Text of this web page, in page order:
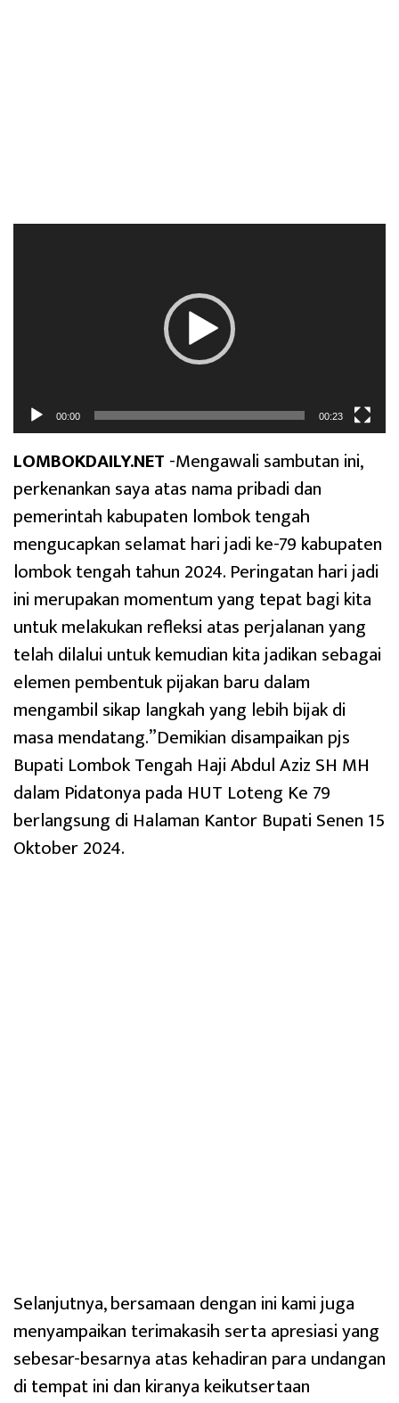
00:00 00:23
LOMBOKDAILY.NET -Mengawali sambutan ini,
perkenankan saya atas nama pribadi dan
pemerintah kabupaten lombok tengah
mengucapkan selamat hari jadi ke-79 kabupaten
lombok tengah tahun 2024. Peringatan hari jadi
ini merupakan momentum yang tepat bagi kita
untuk melakukan refleksi atas perjalanan yang
telah dilalui untuk kemudian kita jadikan sebagai
elemen pembentuk pijakan baru dalam
mengambil sikap langkah yang lebih bijak di
masa mendatang.”Demikian disampaikan pjs
Bupati Lombok Tengah Haji Abdul Aziz SH MH
dalam Pidatonya pada HUT Loteng Ke 79
berlangsung di Halaman Kantor Bupati Senen 15
Oktober 2024.
Selanjutnya, bersamaan dengan ini kami juga
menyampaikan terimakasih serta apresiasi yang
sebesar-besarnya atas kehadiran para undangan
di tempat ini dan kiranya keikutsertaan